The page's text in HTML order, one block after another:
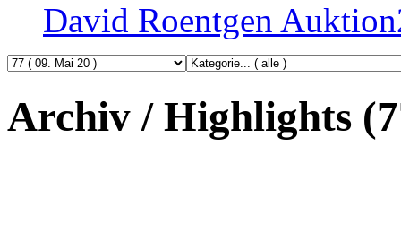
David Roentgen
Archiv / Highlights